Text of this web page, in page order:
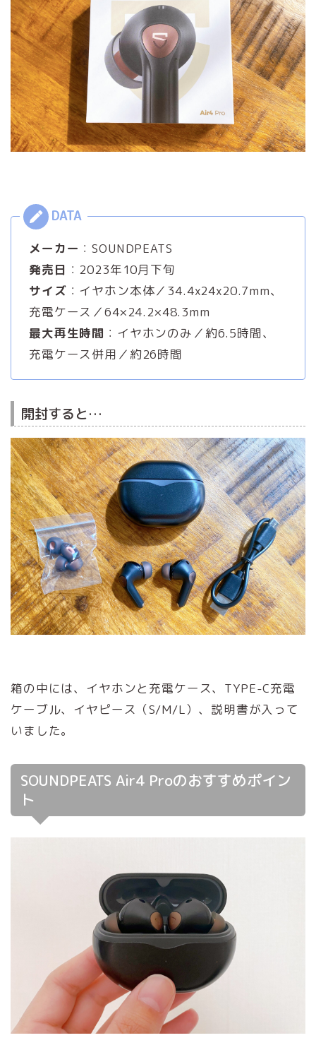
メーカー ：SOUNDPEATS
発売日 ：2023年10月下旬
サイズ ：イヤホン本体／34.4x24x20.7mm、
充電ケース／64×24.2×48.3mm
最大再生時間 ：イヤホンのみ／約6.5時間、
充電ケース併用／約26時間
開封すると…
箱の中には、イヤホンと充電ケース、TYPE-C充電
ケーブル、イヤピース（S/M/L）、説明書が入って
いました。
SOUNDPEATS Air4 Proのおすすめポイン
ト